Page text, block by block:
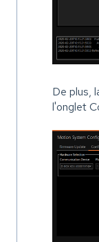
De plus,
l'onglet